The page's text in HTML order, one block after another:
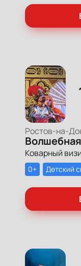
0+ Детский